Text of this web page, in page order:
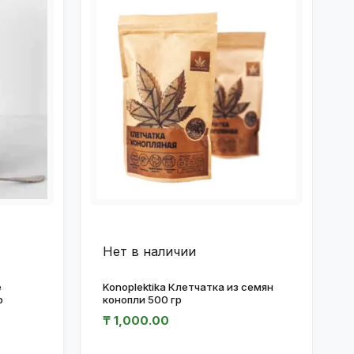
Нет в наличии
Konoplektika Клетчатка из семян
конопли 500 гр
₸ 1,000.00